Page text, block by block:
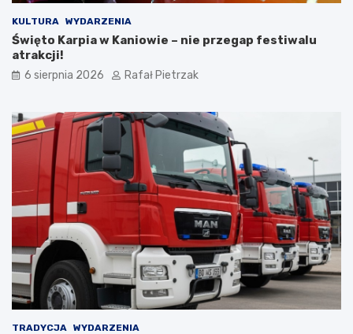
KULTURA WYDARZENIA
Święto Karpia w Kaniowie – nie przegap festiwalu
atrakcji!
6 sierpnia 2026 Rafał Pietrzak
TRADYCJA WYDARZENIA